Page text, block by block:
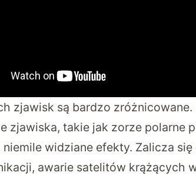
zjawisk są bardzo
zjawiska, takie jak zorze polarne
widziane efekty. Zalicza
awarie satelitów krążących